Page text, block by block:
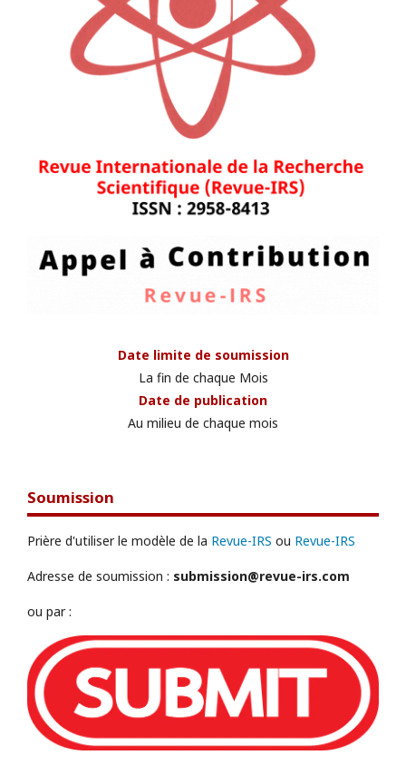
Date limite de soumission
La fin de chaque Mois
Date de publication
Au milieu de chaque mois
Soumission
Prière d'utiliser le modèle de la Revue-IRS ou Revue-IRS
Adresse de soumission : submission@revue-irs.com
ou par :